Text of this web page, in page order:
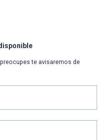
te avisaremos de